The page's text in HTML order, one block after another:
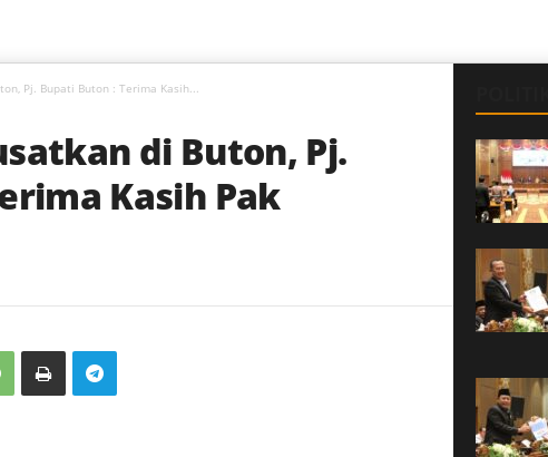
Pj. Bupati Buton : Terima Kasih...
di Buton, Pj.
Kasih Pak